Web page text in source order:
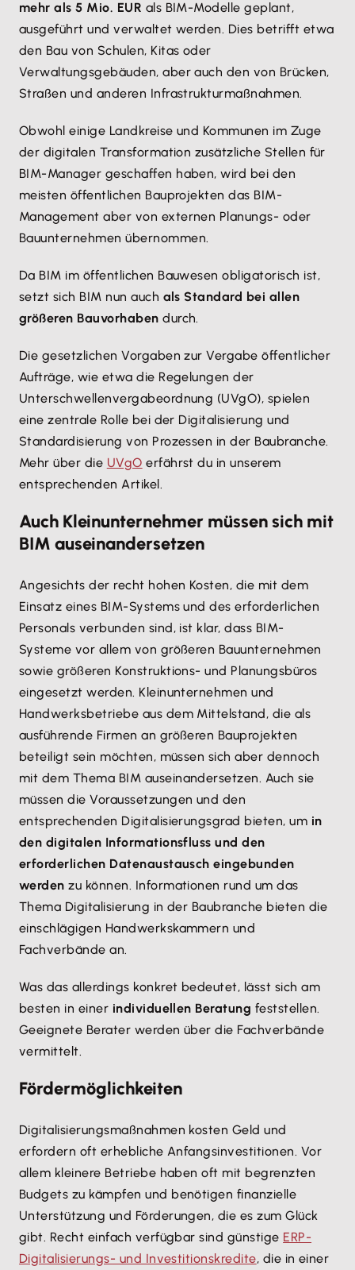
mehr als 5 Mio. EUR als BIM-Modelle geplant,
ausgeführt und verwaltet werden. Dies betrifft etwa
den Bau von Schulen, Kitas oder
Verwaltungsgebäuden, aber auch den von Brücken,
Straßen und anderen Infrastrukturmaßnahmen.
Obwohl einige Landkreise und Kommunen im Zuge
der digitalen Transformation zusätzliche Stellen für
BIM-Manager geschaffen haben, wird bei den
meisten öffentlichen Bauprojekten das BIM-
Management aber von externen Planungs- oder
Bauunternehmen übernommen.
Da BIM im öffentlichen Bauwesen obligatorisch ist,
setzt sich BIM nun auch als Standard bei allen
größeren Bauvorhabendurch.
Die gesetzlichen Vorgaben zur Vergabe öffentlicher
Aufträge, wie etwa die Regelungen der
Unterschwellenvergabeordnung (UVgO), spielen
eine zentrale Rolle bei der Digitalisierung und
Standardisierung von Prozessen in der Baubranche.
Mehr über die UVgO erfährst du in unserem
entsprechenden Artikel.
Auch Kleinunternehmer müssen sich mit
BIM auseinandersetzen
Angesichts der recht hohen Kosten, die mit dem
Einsatz eines BIM-Systems und des erforderlichen
Personals verbunden sind, ist klar, dass BIM-
Systeme vor allem von größeren Bauunternehmen
sowie größeren Konstruktions- und Planungsbüros
eingesetzt werden. Kleinunternehmen und
Handwerksbetriebe aus dem Mittelstand, die als
ausführende Firmen an größeren Bauprojekten
beteiligt sein möchten, müssen sich aber dennoch
mit dem Thema BIM auseinandersetzen. Auch sie
müssen die Voraussetzungen und den
entsprechenden Digitalisierungsgrad bieten, um in
den digitalen Informationsfluss und den
erforderlichen Datenaustausch eingebunden
werden zu können. Informationen rund um das
Thema Digitalisierung in der Baubranche bieten die
einschlägigen Handwerkskammern und
Fachverbände an.
Was das allerdings konkret bedeutet, lässt sich am
besten in einer individuellen Beratung feststellen.
Geeignete Berater werden über die Fachverbände
vermittelt.
Fördermöglichkeiten
Digitalisierungsmaßnahmen kosten Geld und
erfordern oft erhebliche Anfangsinvestitionen. Vor
allem kleinere Betriebe haben oft mit begrenzten
Budgets zu kämpfen und benötigen finanzielle
Unterstützung und Förderungen, die es zum Glück
gibt. Recht einfach verfügbar sind günstige ERP-
Digitalisierungs- und Investitionskredite, die in einer